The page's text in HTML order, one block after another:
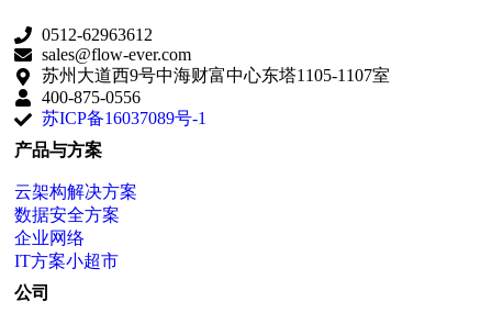
0512-62963612
sales@flow-ever.com
苏州大道西9号中海财富中心东塔1105-1107室
400-875-0556
苏ICP备16037089号-1
产品与方案
云架构解决方案
数据安全方案
企业网络
IT方案小超市
公司